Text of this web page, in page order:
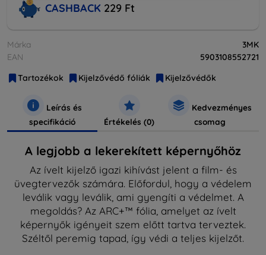
CASHBACK 229 Ft
Márka
3MK
EAN
5903108552721
Tartozékok
Kijelzővédő fóliák Kijelzővédők
Leírás és
specifikáció
Értékelés (0)
Kedvezményes
csomag
A legjobb a lekerekített képernyőhöz
Az ívelt kijelző igazi kihívást jelent a film- és
üvegtervezők számára. Előfordul, hogy a védelem
leválik vagy leválik, ami gyengíti a védelmet. A
megoldás? Az ARC+™ fólia, amelyet az ívelt
képernyők igényeit szem előtt tartva terveztek.
Széltől peremig tapad, így védi a teljes kijelzőt.